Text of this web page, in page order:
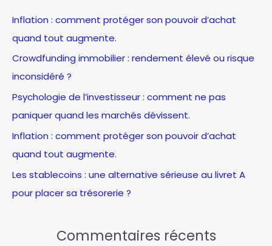
prix
r
c
h
e
r
:
Inflation : comment protéger son pouvoir d’achat
quand tout augmente.
Crowdfunding immobilier : rendement élevé ou risque
inconsidéré ?
Psychologie de l’investisseur : comment ne pas
paniquer quand les marchés dévissent.
Inflation : comment protéger son pouvoir d’achat
quand tout augmente.
Les stablecoins : une alternative sérieuse au livret A
pour placer sa trésorerie ?
Commentaires récents